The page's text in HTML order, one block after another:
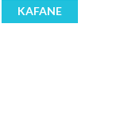
KAFANE